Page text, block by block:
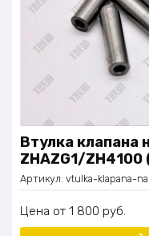
Втулка клапана
ZHAZG1/
Артикул: vtulka-klapana-
Цена 1 800 руб.